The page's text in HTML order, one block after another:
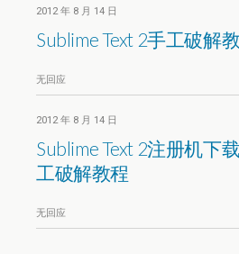
2012 年 8 月 14 日
Sublime Text 2手工破解
无回应
2012 年 8 月 14 日
Sublime Text 2注册机下
工破解教程
无回应